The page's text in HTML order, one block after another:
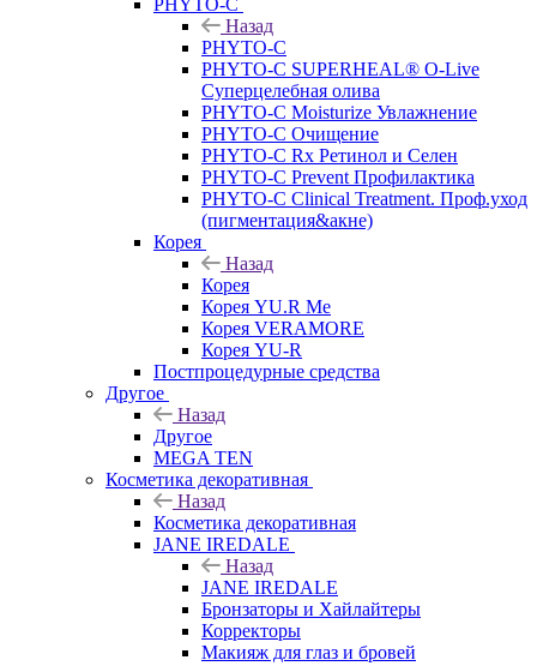
PHYTO-C
Назад
PHYTO-C
PHYTO-C SUPERHEAL® O-Live
Суперцелебная олива
PHYTO-C Moisturize Увлажнение
PHYTO-C Очищение
PHYTO-C Rx Ретинол и Селен
PHYTO-C Prevent Профилактика
PHYTO-C Clinical Treatment. Проф.уход
(пигментация&акне)
Корея
Назад
Корея
Корея YU.R Me
Корея VERAMORE
Корея YU-R
Постпроцедурные средства
Другое
Назад
Другое
MEGA TEN
Косметика декоративная
Назад
Косметика декоративная
JANE IREDALE
Назад
JANE IREDALE
Бронзаторы и Хайлайтеры
Корректоры
Макияж для глаз и бровей